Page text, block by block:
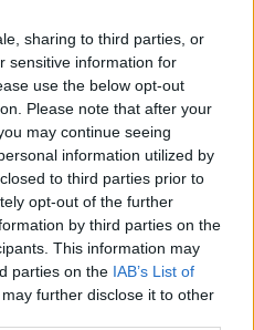
sharing to third parties, or
sensitive information for
use the below opt-out
Please note that after your
may continue seeing
information utilized by
to third parties prior to
opt-out of the further
by third parties on the
This information may
parties on the IAB’s List of
further disclose it to other
ασφάλεια στη
πραγματικών
εργαλεία, επιτρέποντας
Με χωρητικότητα έως και
SSD,οι χρήστες μπορούν να
γρήγορη πρόσβαση σε
μνήμης RAM LPDDR3,
εργασίες χωρίς προβλήματα.
επιτρέπουν επίσης στους
7 από το πρωί μέχρι το
3 και προηγμένο
ακόμη περισσότερα
τις δύο θύρες USB Type-C που